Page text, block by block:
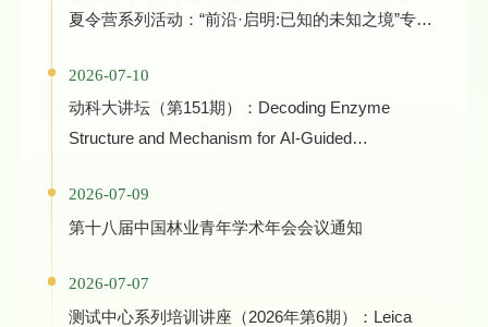
夏令营系列活动：“前沿·启明:已知的未知之境”专家
2026-07-10
动科大讲坛（第151期）：Decoding Enzyme
Structure and Mechanism for AI-Guided
Manufacturing
2026-07-09
第十八届中国林业青年学术年会会议通知
2026-07-07
测试中心系列培训讲座（2026年第6期）：Leica